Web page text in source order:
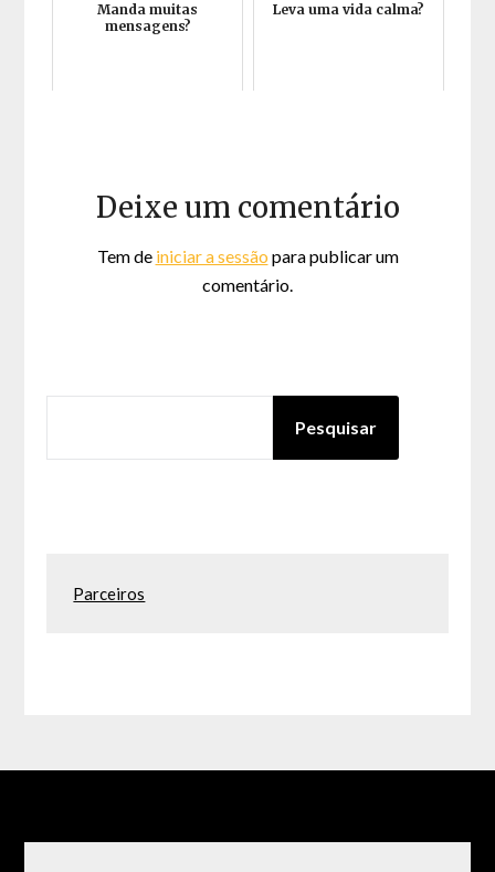
Manda muitas
mensagens?
Leva uma vida calma?
Deixe um comentário
Tem de iniciar a sessão para publicar um
comentário.
Pesquisar
Parceiros